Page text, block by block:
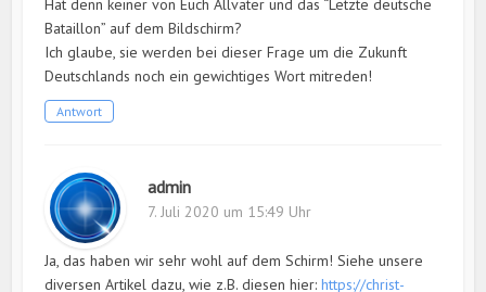
Hat denn keiner von Euch Allvater und das “Letzte deutsche
Bataillon” auf dem Bildschirm?
Ich glaube, sie werden bei dieser Frage um die Zukunft
Deutschlands noch ein gewichtiges Wort mitreden!
Antwort
admin
7. Juli 2020 um 15:49 Uhr
Ja, das haben wir sehr wohl auf dem Schirm! Siehe unsere
diversen Artikel dazu, wie z.B. diesen hier:https://christ-